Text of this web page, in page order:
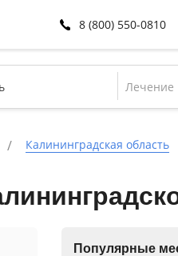
8 (800) 550-0810
Лечение
Калининградская область
Популярные